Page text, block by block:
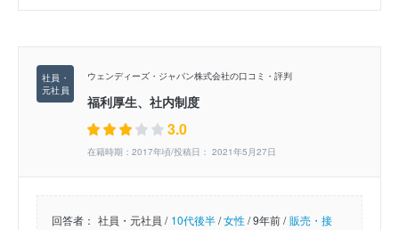
ウェンディーズ・ジャパン株式会社の口コミ・評判
福利厚生、社内制度
3.0
在籍時期：2017年頃/投稿日： 2021年5月27日
回答者： 社員・元社員 / 10代後半/女性/9年前 / 販売・接